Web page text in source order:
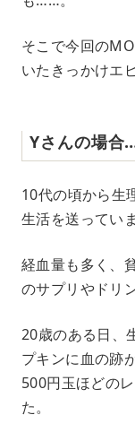
そこで今回の
いたきっかけエ
Yさんの場
10代の頃から生
生活を送ってい
経血量も多く、
のサプリやドリ
20歳のある日、
プキンに血の跡
500円玉ほどの
た。